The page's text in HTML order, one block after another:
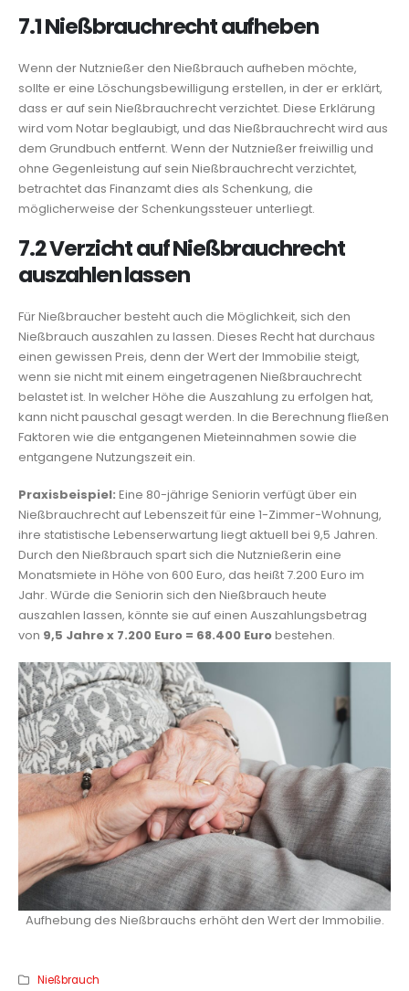
7.1 Nießbrauchrecht aufheben
Wenn der Nutznießer den Nießbrauch aufheben möchte,
sollte er eine Löschungsbewilligung erstellen, in der er erklärt,
dass er auf sein Nießbrauchrecht verzichtet. Diese Erklärung
wird vom Notar beglaubigt, und das Nießbrauchrecht wird aus
dem Grundbuch entfernt. Wenn der Nutznießer freiwillig und
ohne Gegenleistung auf sein Nießbrauchrecht verzichtet,
betrachtet das Finanzamt dies als Schenkung, die
möglicherweise der Schenkungssteuer unterliegt.
7.2 Verzicht auf Nießbrauchrecht
auszahlen lassen
Für Nießbraucher besteht auch die Möglichkeit, sich den
Nießbrauch auszahlen zu lassen. Dieses Recht hat durchaus
einen gewissen Preis, denn der Wert der Immobilie steigt,
wenn sie nicht mit einem eingetragenen Nießbrauchrecht
belastet ist. In welcher Höhe die Auszahlung zu erfolgen hat,
kann nicht pauschal gesagt werden. In die Berechnung fließen
Faktoren wie die entgangenen Mieteinnahmen sowie die
entgangene Nutzungszeit ein.
Praxisbeispiel: Eine 80-jährige Seniorin verfügt über ein
Nießbrauchrecht auf Lebenszeit für eine 1-Zimmer-Wohnung,
ihre statistische Lebenserwartung liegt aktuell bei 9,5 Jahren.
Durch den Nießbrauch spart sich die Nutznießerin eine
Monatsmiete in Höhe von 600 Euro, das heißt 7.200 Euro im
Jahr. Würde die Seniorin sich den Nießbrauch heute
auszahlen lassen, könnte sie auf einen Auszahlungsbetrag
von 9,5 Jahre x 7.200 Euro = 68.400 Eurobestehen.
Aufhebung des Nießbrauchs erhöht den Wert der Immobilie.
Nießbrauch